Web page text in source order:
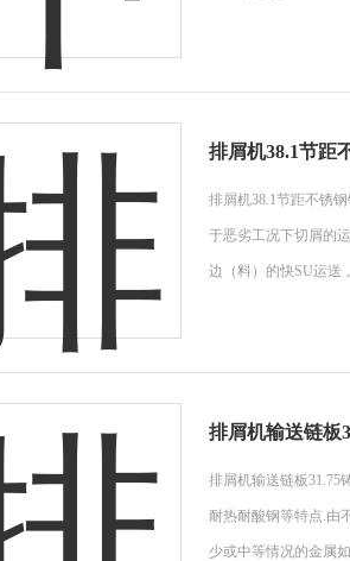
排屑机38.1节距
排屑机38.1节距不锈
于恶劣工况下切屑的
边（料）的快SU运送 。
排屑机输送链板
排屑机输送链板31.75
耐热耐酸钢等特点.由
少或中等情况的金属